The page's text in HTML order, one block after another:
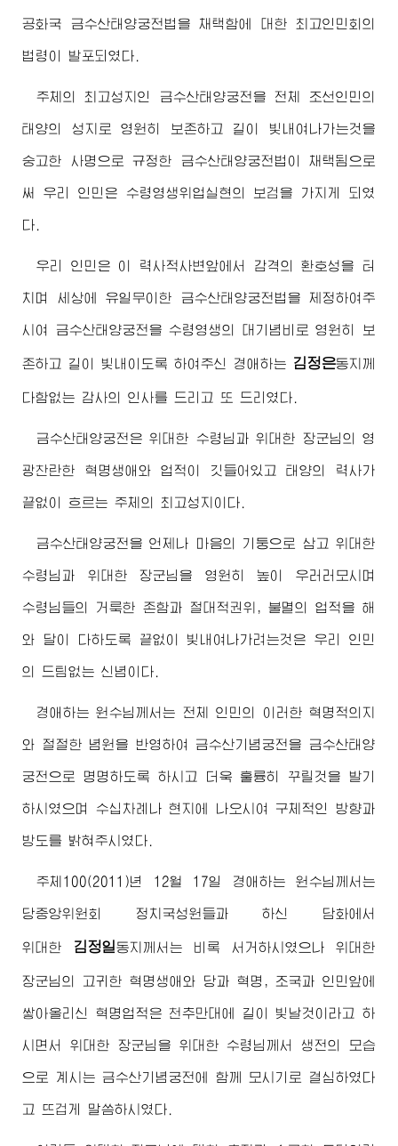
공화국 금수산태양궁전법을 채택함에 대한 최고인민회의
법령이 발포되였다.
주체의 최고성지인 금수산태양궁전을 전체 조선인민의
태양의 성지로 영원히 보존하고 길이 빛내여나가는것을
숭고한 사명으로 규정한 금수산태양궁전법이 채택됨으로
써 우리 인민은 수령영생위업실현의 보검을 가지게 되였
다.
우리 인민은 이 력사적사변앞에서 감격의 환호성을 터
치며 세상에 유일무이한 금수산태양궁전법을 제정하여주
시여 금수산태양궁전을 수령영생의 대기념비로 영원히 보
존하고 길이 빛내이도록 하여주신 경애하는 김정은동지 께
다함없는 감사의 인사를 드리고 또 드리였다.
금수산태양궁전은위대한 수령님 과위대한 장군님 의 영
광찬란한 혁명생애와 업적이 깃들어있고 태양의 력사가
끝없이 흐르는 주체의 최고성지이다.
금수산태양궁전을 언제나 마음의 기둥으로 삼고 위대한
수령님 과 위대한 장군님을 영원히 높이 우러러모시며
수령님 들의 거룩한 존함과 절대적권위, 불멸의 업적을 해
와 달이 다하도록 끝없이 빛내여나가려는것은 우리 인민
의 드팀없는 신념이다.
경애하는 원수님 께서는 전체 인민의 이러한 혁명적의지
와 절절한 념원을 반영하여 금수산기념궁전을 금수산태양
궁전으로 명명하도록 하시고 더욱 훌륭히 꾸릴것을 발기
하시였으며 수십차례나 현지에 나오시여 구체적인 방향과
방도를 밝혀주시였다.
주체100(2011)년 12월 17일 경애하는 원수님 께서는
당중앙위원회 정치국성원들과 하신 담화에서
위대한 김정일동지 께서는 비록 서거하시였으나 위대한
장군님 의 고귀한 혁명생애와 당과 혁명, 조국과 인민앞에
쌓아올리신 혁명업적은 천추만대에 길이 빛날것이라고 하
시면서 위대한 장군님 을 위대한 수령님 께서 생전의 모습
으로 계시는 금수산기념궁전에 함께 모시기로 결심하였다
고 뜨겁게 말씀하시였다.